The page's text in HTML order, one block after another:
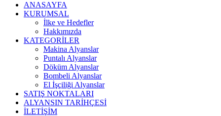
ANASAYFA
KURUMSAL
İlke ve Hedefler
Hakkımızda
KATEGORİLER
Makina Alyanslar
Puntalı Alyanslar
Döküm Alyanslar
Bombeli Alyanslar
El İşçiliği Alyanslar
SATIŞ NOKTALARI
ALYANSIN TARİHÇESİ
İLETİŞİM